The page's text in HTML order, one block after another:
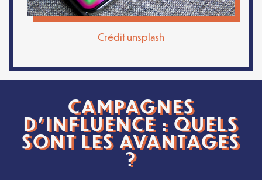
Crédit unsplash
CAMPAGNES
D’INFLUENCE : QUELS
SONT LES AVANTAGES
?